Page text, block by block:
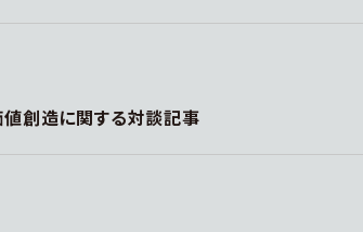
値創造に関する対談記事